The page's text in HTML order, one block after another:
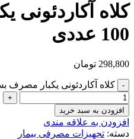
کلاه
100 عددی
298,800 تومان
کلاه آکاردئونی یکبار مصرف بسته 100
افزودن به سبد خرید
افزودن به علاقه مندی
دسته: تجهیزات مصرفی بیمار